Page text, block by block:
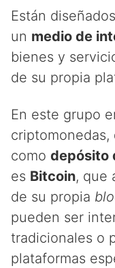
Están
un medio de
bienes y
de su propia
En este grupo
como depósito
es Bitcoin, que
de su propia
pueden ser
tradicionales o
plataformas